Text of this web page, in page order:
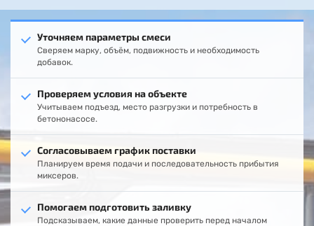
Уточняем параметры смеси
Сверяем марку, объём, подвижность и необходимость
добавок.
Проверяем условия на объекте
Учитываем подъезд, место разгрузки и потребность в
бетононасосе.
Согласовываем график поставки
Планируем время подачи и последовательность прибытия
миксеров.
Помогаем подготовить заливку
Подсказываем, какие данные проверить перед началом